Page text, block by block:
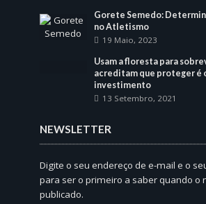
Gorete Semedo:
no Atletismo
19 Maio, 2023
Usam a floresta para
acreditam que proteger é
investimento
13 Setembro, 2021
NEWSLETTER
Digite o seu endereço de e-mail e o
para ser o primeiro a saber quando o
publicado.